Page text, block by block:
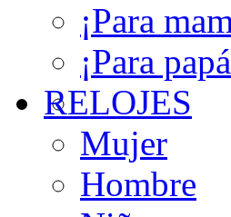
¡Para
¡Para
RELOJES
Mujer
Hombre